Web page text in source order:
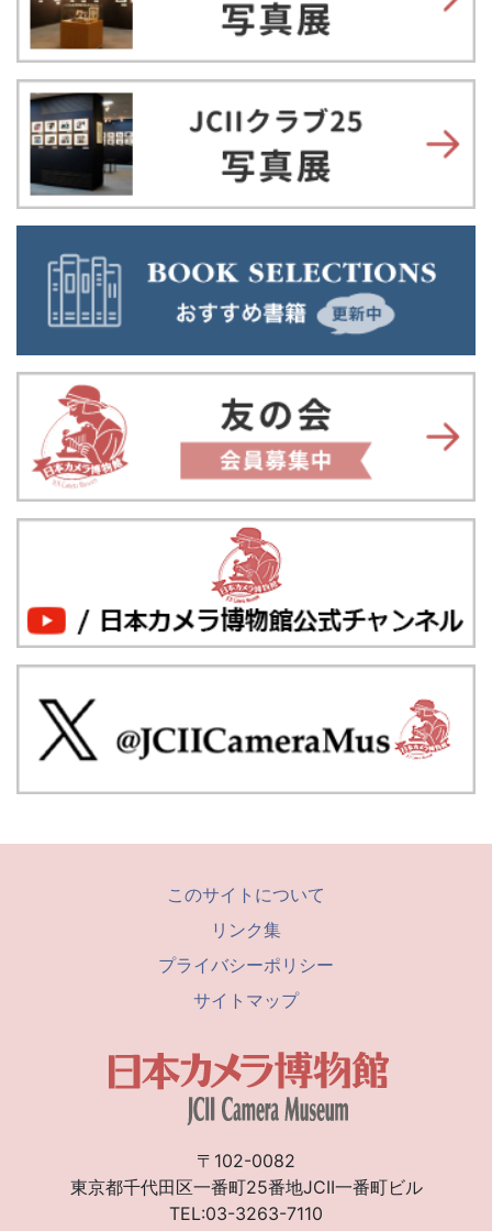
このサイトについて
リンク集
プライバシーポリシー
サイトマップ
〒102-0082
東京都千代田区一番町25番地JCII一番町ビル
TEL:03-3263-7110